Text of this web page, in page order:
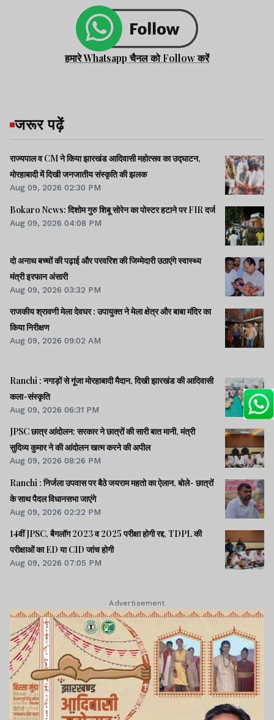
हमारे Whatsapp चैनल को Follow करें
जरूर पढ़ें
राज्यपाल व CM ने किया झारखंड आदिवासी महोत्सव का उद्घाटन,
मोरहाबादी में दिखी जनजातीय संस्कृति की झलक
Aug 09, 2026 02:30 PM
Bokaro News: दिशोम गुरु शिबू सोरेन का पोस्टर हटाने पर FIR दर्ज
Aug 09, 2026 04:08 PM
दो अनाथ बच्चों की पढ़ाई और परवरिश की जिम्मेदारी उठाएंगे स्वास्थ्य
मंत्री इरफान अंसारी
Aug 09, 2026 03:32 PM
राजकीय श्रावणी मेला देवघर : उपायुक्त ने मेला क्षेत्र और बाबा मंदिर का
किया निरीक्षण
Aug 09, 2026 09:02 AM
Ranchi : नगाड़ों से गूंजा मोरहाबादी मैदान, दिखी झारखंड की आदिवासी
कला-संस्कृति
Aug 09, 2026 06:31 PM
JPSC छात्र आंदोलन: सरकार ने छात्रों की सारी बात मानी, मंत्री
सुदिव्य कुमार ने की आंदोलन खत्म करने की अपील
Aug 09, 2026 08:26 PM
Ranchi : निर्जला उपवास पर बैठे जयराम महतो का ऐलान, बोले- छात्रों
के साथ पैदल विधानसभा जाएंगे
Aug 09, 2026 02:22 PM
14वीं JPSC, बैगलॉग 2023 व 2025 परीक्षा होगी रद्द, TDPL की
परीक्षाओं का ED या CID जांच होगी
Aug 09, 2026 07:05 PM
Advertisement